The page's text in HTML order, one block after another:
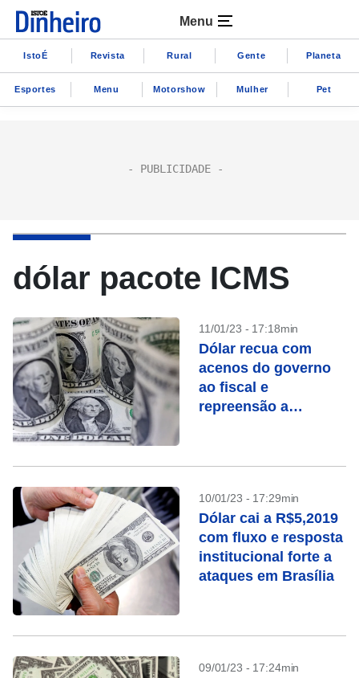
Menu
IstoÉ Revista Rural Gente Planeta
Esportes Menu Motorshow Mulher Pet
dólar pacote ICMS
11/01/23 - 17:18min
Dólar recua com
acenos do governo
ao fiscal e
repreensão a
10/01/23 - 17:29min
Dólar cai a R$5,2019
com fluxo e resposta
institucional forte a
ataques em Brasília
09/01/23 - 17:24min